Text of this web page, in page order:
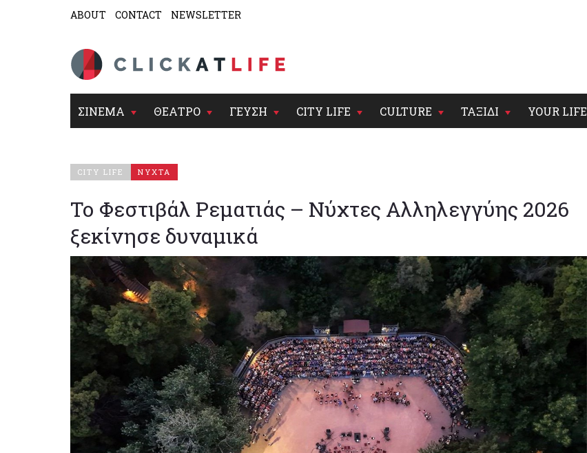
ABOUT CONTACT NEWSLETTER
ΣΙΝΕΜΑ ΘΕΑΤΡΟ ΓΕΥΣΗ CITY LIFE CULTURE ΤΑΞΙΔΙ YOUR LIFE
CITY LIFE ΝΥΧΤΑ
Το Φεστιβάλ Ρεματιάς – Νύχτες Αλληλεγγύης 2026
ξεκίνησε δυναμικά